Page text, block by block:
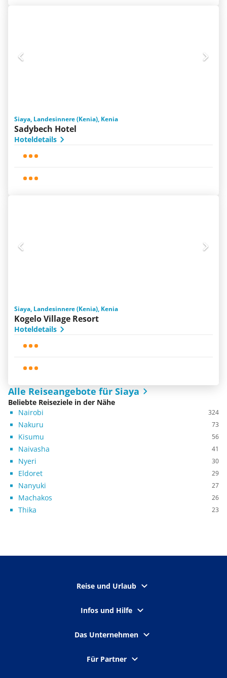
Siaya, Landesinnere (Kenia), Kenia
Sadybech Hotel
Hoteldetails
Siaya, Landesinnere (Kenia), Kenia
Kogelo Village Resort
Hoteldetails
Alle Reiseangebote für Siaya
Beliebte Reiseziele in der Nähe
Nairobi
324
Nakuru 73
Kisumu 56
Naivasha 41
Nyeri 30
Eldoret 29
Nanyuki 27
Machakos 26
Thika 23
Reise und Urlaub
Infos und Hilfe
Das Unternehmen
Für Partner